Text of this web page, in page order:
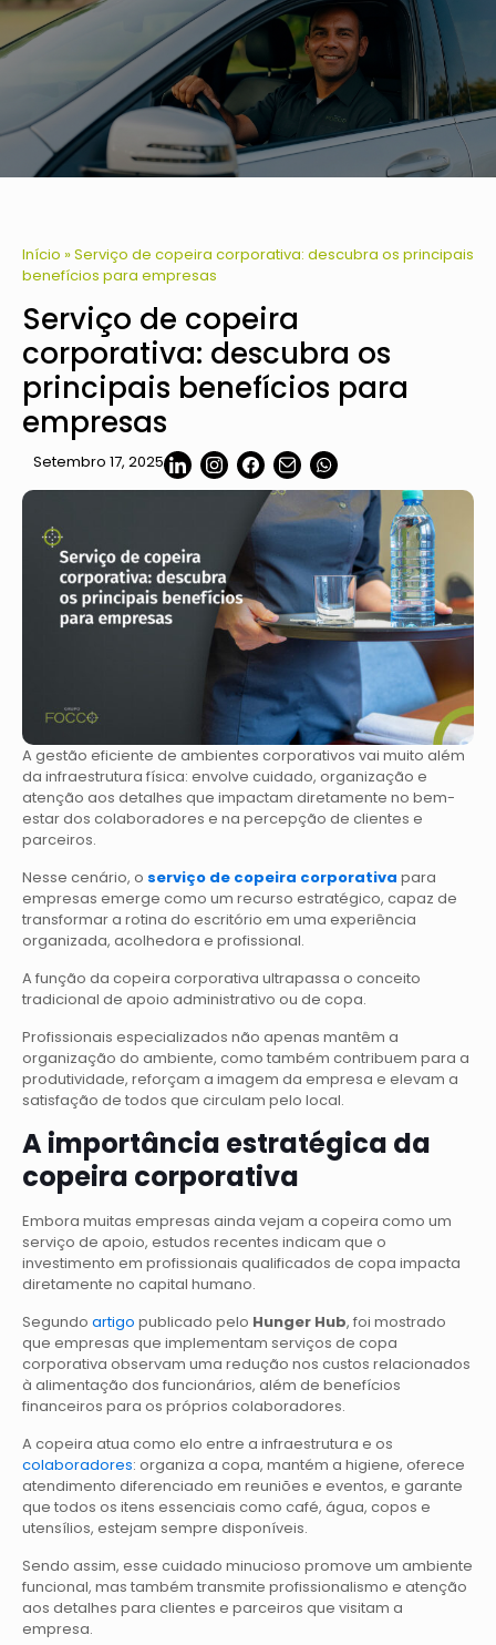
TRABALHE
CONOSCO
SOLICITAR
ORÇAMENTO
Início »Serviço de copeira corporativa: descubra os principais
benefícios para empresas
Serviço de copeira
corporativa: descubra os
principais benefícios para
empresas
Setembro 17, 2025
A gestão eficiente de ambientes corporativos vai muito além
da infraestrutura física: envolve cuidado, organização e
atenção aos detalhes que impactam diretamente no bem-
estar dos colaboradores e na percepção de clientes e
parceiros.
Nesse cenário, o serviço de copeira corporativa para
empresas emerge como um recurso estratégico, capaz de
transformar a rotina do escritório em uma experiência
organizada, acolhedora e profissional.
A função da copeira corporativa ultrapassa o conceito
tradicional de apoio administrativo ou de copa.
Profissionais especializados não apenas mantêm a
organização do ambiente, como também contribuem para a
produtividade, reforçam a imagem da empresa e elevam a
satisfação de todos que circulam pelo local.
A importância estratégica da
copeira corporativa
Embora muitas empresas ainda vejam a copeira como um
serviço de apoio, estudos recentes indicam que o
investimento em profissionais qualificados de copa impacta
diretamente no capital humano.
Segundo artigo publicado pelo Hunger Hub, foi mostrado
que empresas que implementam serviços de copa
corporativa observam uma redução nos custos relacionados
à alimentação dos funcionários, além de benefícios
financeiros para os próprios colaboradores.
A copeira atua como elo entre a infraestrutura e os
colaboradores: organiza a copa, mantém a higiene, oferece
atendimento diferenciado em reuniões e eventos, e garante
que todos os itens essenciais como café, água, copos e
utensílios, estejam sempre disponíveis.
Sendo assim, esse cuidado minucioso promove um ambiente
funcional, mas também transmite profissionalismo e atenção
aos detalhes para clientes e parceiros que visitam a
empresa.